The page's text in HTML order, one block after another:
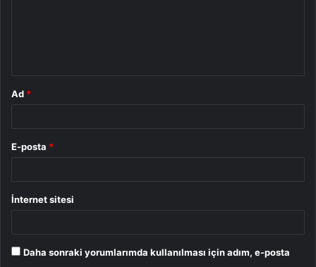
Ad *
E-posta *
İnternet sitesi
Daha sonraki yorumlarımda kullanılması için adım, e-posta